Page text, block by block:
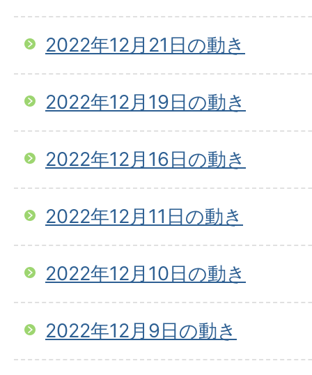
2022年12月21日の動き
2022年12月19日の動き
2022年12月16日の動き
2022年12月11日の動き
2022年12月10日の動き
2022年12月9日の動き